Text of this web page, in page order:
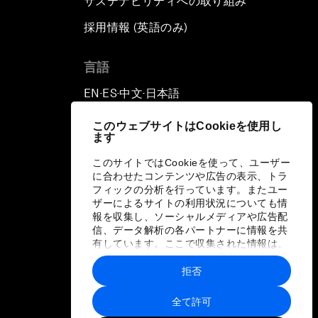
このウェブサイトはCookieを使用し
ます
このサイトではCookieを使って、ユーザー
に合わせたコンテンツや広告の表示、トラ
フィックの分析を行っています。またユー
ザーによるサイトの利用状況についても情
報を収集し、ソーシャルメディアや広告配
信、データ解析の各パートナーに情報を共
有しています。ここで収集された情報は、
ユーザーが各パートナーに提供した他の情
報や各パートナーのサービスを使用した際
に収集された情報と組み合わされ、各パー
トナーによって使用されることがありま
す。
全て許可
拒否
採用情報 (英語のみ)
言語
EN ▪ES▪中文▪ 日本語